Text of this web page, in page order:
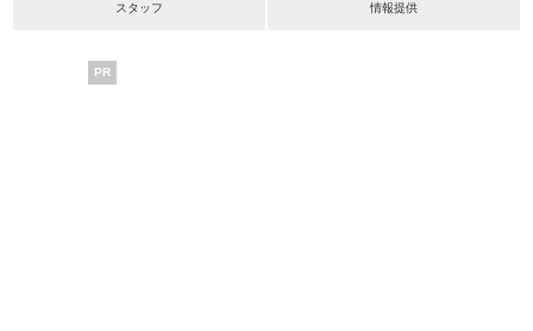
スタッフ 情報提供
PR